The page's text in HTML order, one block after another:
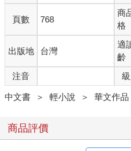
頁數 768
商
格
出版地 台灣
適
齡
注音
中文書 ＞ 輕小說 ＞ 華文作品
商品評價